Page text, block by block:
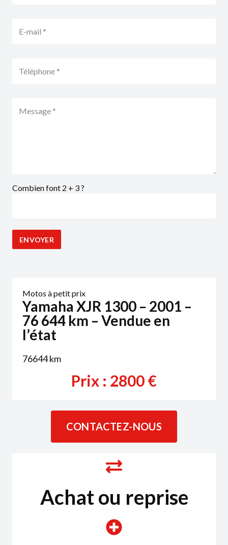
Combien font 2 + 3 ?
Motos à petit prix
Yamaha XJR 1300 – 2001 –
76 644 km – Vendue en
l’état
76644km
Prix : 2800€
CONTACTEZ-NOUS
Achat ou reprise